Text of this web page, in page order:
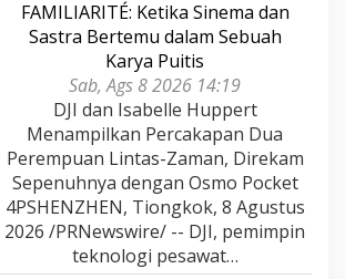
FAMILIARITÉ: Ketika Sinema dan
Sastra Bertemu dalam Sebuah
Karya Puitis
Sab, Ags 8 2026 14:19
DJI dan Isabelle Huppert
Menampilkan Percakapan Dua
Perempuan Lintas-Zaman, Direkam
Sepenuhnya dengan Osmo Pocket
4PSHENZHEN, Tiongkok, 8 Agustus
2026 /PRNewswire/ -- DJI, pemimpin
teknologi pesawat…